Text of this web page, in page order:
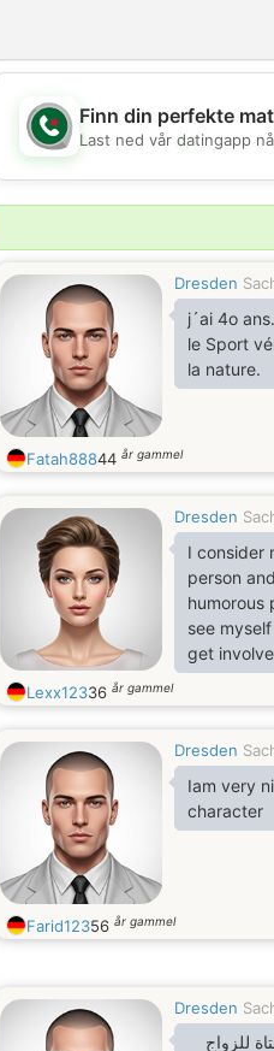
💖
Finn din perfekte
Last ned vår datingapp
Dresden
j´ai 4o
le Sport
la nature.
Fatah88844 år gammel
Dresden
I consider
person
humorous
see
get
classical
around
Lexx12336 år gammel
Dresden
Iam very
character
Farid12356 år gammel
Dresden
للزواج